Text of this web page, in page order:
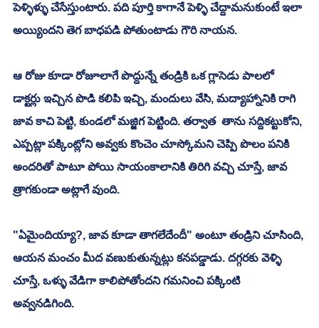
పెళ్ళిళ్ళు చేసేస్తుంటారు. పది పూర్తి కాగానే పెళ్ళి చేద్దామనుకుంటే ఇలా
అయ్యిందని తెగ బాధపడి పోతుంటాడు గౌరి నాయన.
ఆ రోజు కూడా రోజూలాగే పొద్దున్నే తండ్రికి ఒక గ్లాసెడు పాలలో
డాక్టర్లు ఇచ్చిన పొడి కలిపి ఇచ్చి, మందులు వేసి, మద్యాహ్నానికి రాగి
జావ కాచి పెట్టి, కుండలో మజ్జిగ పెట్టింది. తర్వాత  తాను సద్దికట్టుకోని,
ఎప్పట్లా పక్కింట్లోని అవ్వకు కొంచెం చూస్కోమని చెప్పి పొలం పనికి
అందరితో పాటూ పోయి సాయంకాలానికి తిరిగి వచ్చి చూస్తే, జావ
త్రాగకుండా అట్లాగే వుంది.
"ఏమైందియ్యా?, జావ కూడా తాగలేదేందీ" అంటూ తండ్రిని చూసింది,
ఆయన మంచం మీద వణుకుతున్నట్లు కనపడ్డాడు. దగ్గరకు వెళ్ళి
చూస్తే, ఒళ్ళు వేడిగా కాలిపోతోందని గమనించి పక్కింటి
అవ్వనడిగింది.